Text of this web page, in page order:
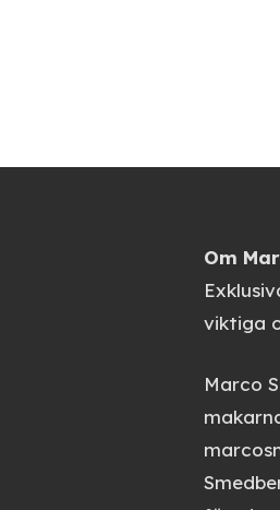
Om
viktiga
Marco